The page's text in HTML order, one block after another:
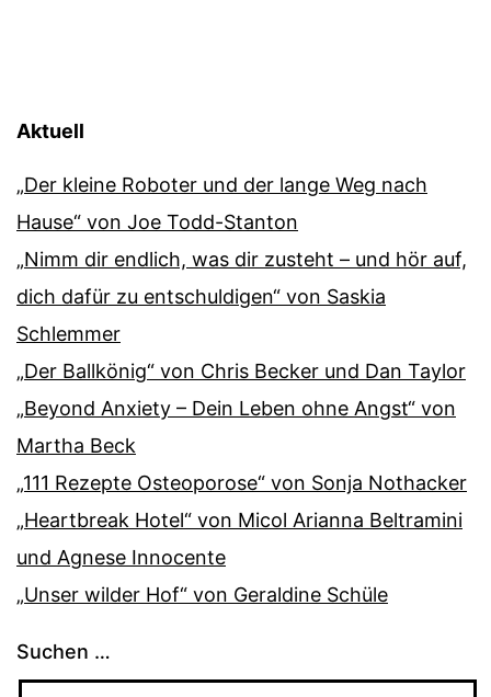
Aktuell
„Der kleine Roboter und der lange Weg nach
Hause“ von Joe Todd-Stanton
„Nimm dir endlich, was dir zusteht – und hör auf,
dich dafür zu entschuldigen“ von Saskia
Schlemmer
„Der Ballkönig“ von Chris Becker und Dan Taylor
„Beyond Anxiety – Dein Leben ohne Angst“ von
Martha Beck
„111 Rezepte Osteoporose“ von Sonja Nothacker
„Heartbreak Hotel“ von Micol Arianna Beltramini
und Agnese Innocente
„Unser wilder Hof“ von Geraldine Schüle
Suchen …